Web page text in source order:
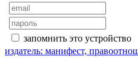
запомнить это устройство
издатель: манифест,